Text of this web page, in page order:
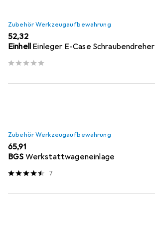
Zubehör Werkzeugaufbewahrung
EUR
52,32
Einhell Einleger E-Case Schraubendreher
Zubehör Werkzeugaufbewahrung
EUR
65,91
BGS Werkstattwageneinlage
7